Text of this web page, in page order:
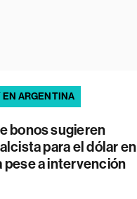
EN ARGENTINA
bonos sugieren
para el dólar en
pese a intervención